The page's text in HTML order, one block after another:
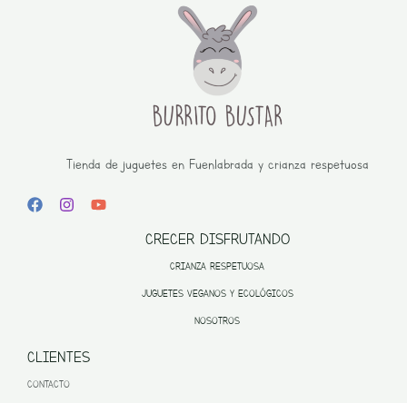
Tienda de juguetes en Fuenlabrada y crianza respetuosa
CRECER DISFRUTANDO
CRIANZA RESPETUOSA
JUGUETES VEGANOS Y ECOLÓGICOS
NOSOTROS
CLIENTES
CONTACTO